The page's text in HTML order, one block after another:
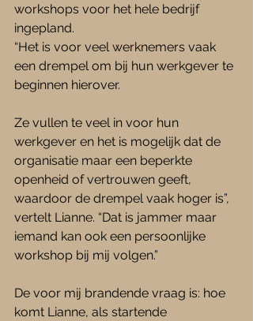
workshops voor het hele bedrijf
ingepland.
“Het is voor veel werknemers vaak
een drempel om bij hun werkgever te
beginnen hierover.
Ze vullen te veel in voor hun
werkgever en het is mogelijk dat de
organisatie maar een beperkte
openheid of vertrouwen geeft,
waardoor de drempel vaak hoger is”,
vertelt Lianne. “Dat is jammer maar
iemand kan ook een persoonlijke
workshop bij mij volgen.”
De voor mij brandende vraag is: hoe
komt Lianne, als startende